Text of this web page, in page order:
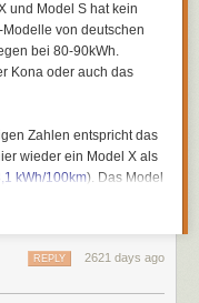
und Model S hat kein
von deutschen
bei 80-90kWh.
Kona oder auch das
Zahlen entspricht das
wieder ein Model X als
kWh/100km). Das Model
2621 days ago
REPLY